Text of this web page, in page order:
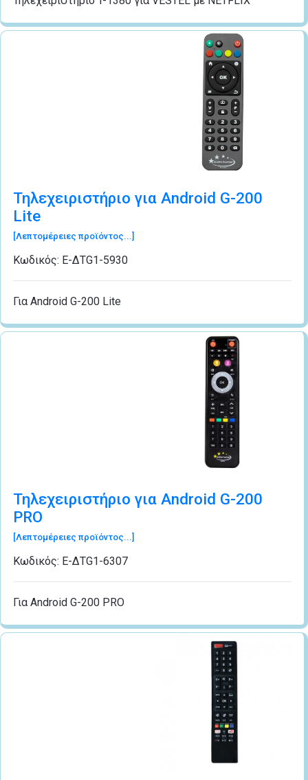
Τηλεχειριστήριο για Android G-200
Lite
[Λεπτομέρειες προϊόντος...]
Κωδικός: Ε-ΔΤG1-5930
Για Android G-200 Lite
Τηλεχειριστήριο για Android G-200
PRO
[Λεπτομέρειες προϊόντος...]
Κωδικός: Ε-ΔΤG1-6307
Για Android G-200 PRO